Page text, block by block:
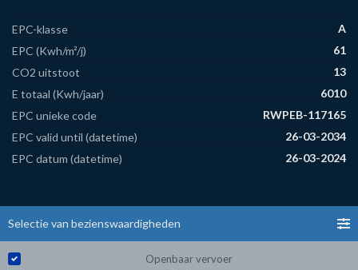
EPC-klasse
A
EPC (Kwh/m²/j)
61
CO2 uitstoot
13
E totaal (Kwh/jaar)
6010
EPC unieke code
RWPEB-117165
EPC valid until (datetime)
26-03-2034
EPC datum (datetime)
26-03-2024
Selectie van bezienswaardigheden
Openbaar vervoer